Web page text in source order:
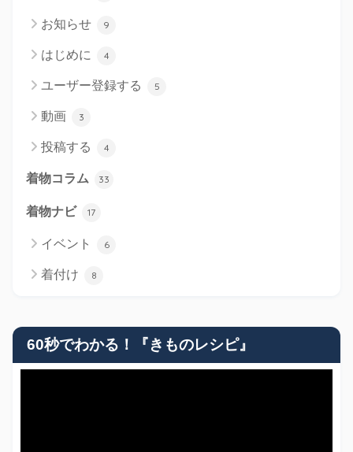
お知らせ 9
はじめに 4
ユーザー登録する 5
動画 3
投稿する 4
着物コラム 33
着物ナビ 17
イベント 6
着付け 8
60秒でわかる！『きものレシピ』